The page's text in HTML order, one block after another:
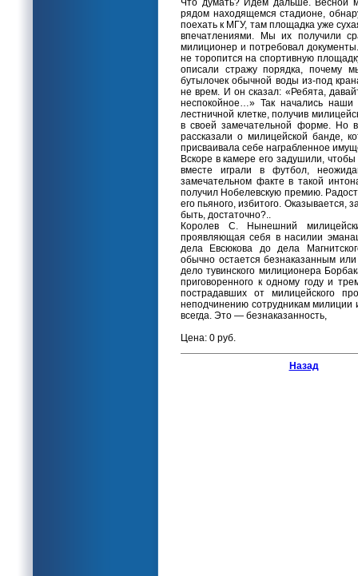
Что думать? Идем дальше. Весной
рядом находящемся стадионе,
поехать к МГУ, там площадка уже
впечатлениями. Мы их получили
милиционер и потребовал
не торопится на спортивную
описали стражу порядка, почему
бутылочек обычной воды из-под
не врем. И он сказал: «Ребята,
неспокойное…» Так начались
лестничной клетке, получив
в своей замечательной форме. Но
рассказали о милицейской банде,
присваивала себе награбленное
Вскоре в камере его задушили,
вместе играли в футбол,
замечательном факте в такой
получил Нобелевскую премию.
его пьяного, избитого. Оказывается,
быть, достаточно?..
Королев С. Нынешний
проявляющая себя в насилии
дела Евсюкова до дела
обычно остается безнаказанным
дело тувинского милиционера
приговоренного к одному году и
пострадавших от милицейского
неподчинению сотрудникам милиции
всегда. Это — безнаказанность,
Цена: 0 руб.
Назад